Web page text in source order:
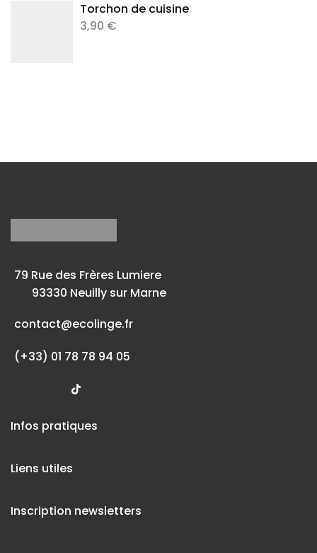
Torchon de cuisine
3,90 €
79 Rue des Frères Lumiere
93330 Neuilly sur Marne
contact@ecolinge.fr
(+33) 01 78 78 94 05
Infos pratiques
Liens utiles
Inscription newsletters